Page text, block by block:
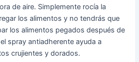
de aire. Simplemente rocía la
los alimentos y no tendrás que
los alimentos pegados después de
spray antiadherente ayuda a
crujientes y dorados.